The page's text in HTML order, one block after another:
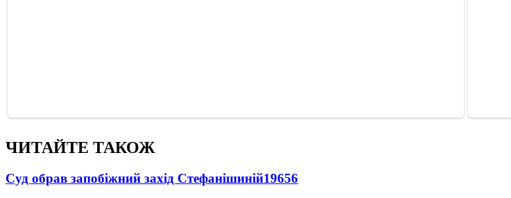
ЧИТАЙТЕ ТАКОЖ
Суд обрав запобіжний захід Стефанішиній19656